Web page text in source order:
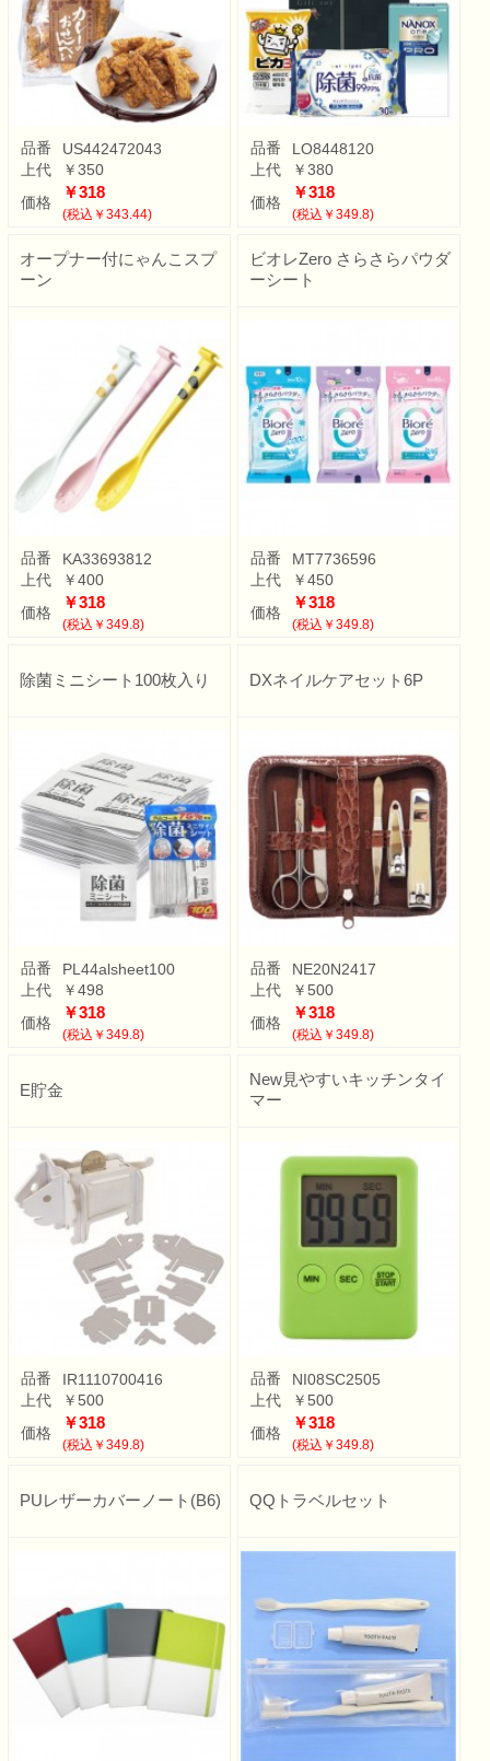
品番
US442472043
上代
￥350
価格
￥318
(税込￥343.44)
品番
LO8448120
上代
￥380
価格
￥318
(税込￥349.8)
オープナー付にゃんこスプ
ーン
品番
KA33693812
上代
￥400
価格
￥318
(税込￥349.8)
ビオレZero さらさらパウダ
ーシート
品番
MT7736596
上代
￥450
価格
￥318
(税込￥349.8)
除菌ミニシート100枚入り
品番
PL44alsheet100
上代
￥498
価格
￥318
(税込￥349.8)
DXネイルケアセット6P
品番
NE20N2417
上代
￥500
価格
￥318
(税込￥349.8)
E貯金
品番
IR1110700416
上代
￥500
価格
￥318
(税込￥349.8)
New見やすいキッチンタイ
マー
品番
NI08SC2505
上代
￥500
価格
￥318
(税込￥349.8)
PUレザーカバーノート(B6) QQトラベルセット